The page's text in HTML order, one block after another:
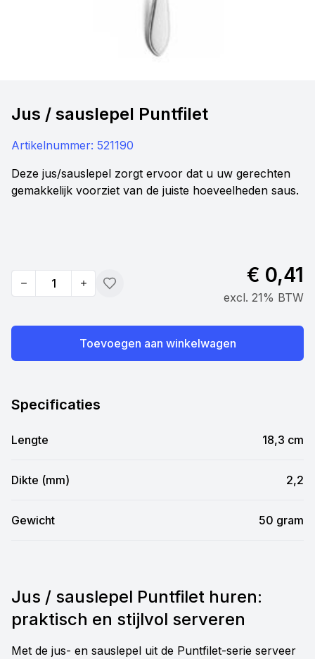
Jus / sauslepel Puntfilet
Artikelnummer: 521190
Deze jus/sauslepel zorgt ervoor dat u uw gerechten
gemakkelijk voorziet van de juiste hoeveelheden saus.
Quantity Toevoegen
€ 0,41
excl. 21% BTW
Toevoegen aan winkelwagen
Specificaties
Lengte 18,3 cm
Dikte (mm) 2,2
Gewicht 50 gram
Jus / sauslepel Puntfilet huren:
praktisch en stijlvol serveren
Met de jus- en sauslepel uit de Puntfilet-serie serveer